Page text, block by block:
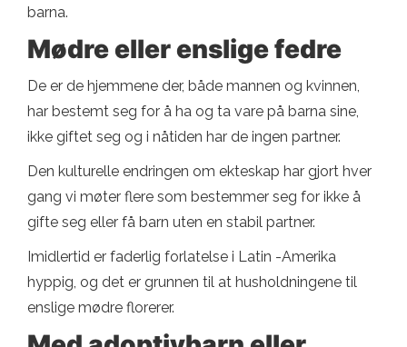
barna.
Mødre eller enslige fedre
De er de hjemmene der, både mannen og kvinnen,
har bestemt seg for å ha og ta vare på barna sine,
ikke giftet seg og i nåtiden har de ingen partner.
Den kulturelle endringen om ekteskap har gjort hver
gang vi møter flere som bestemmer seg for ikke å
gifte seg eller få barn uten en stabil partner.
Imidlertid er faderlig forlatelse i Latin -Amerika
hyppig, og det er grunnen til at husholdningene til
enslige mødre florerer.